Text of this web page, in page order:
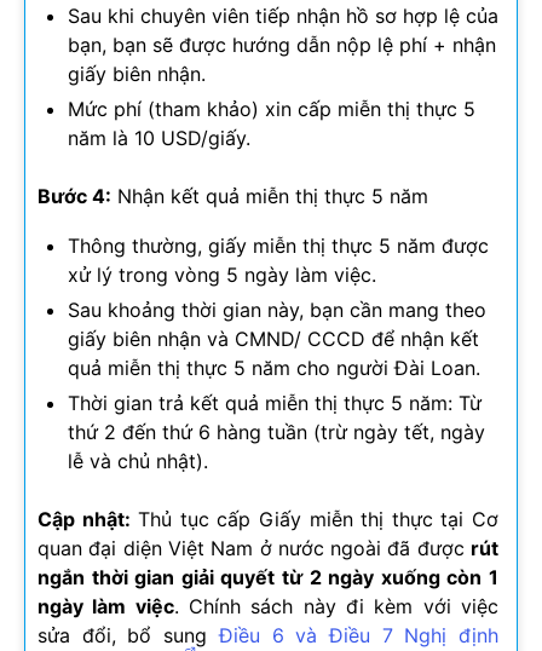
Sau khi chuyên viên tiếp nhận hồ sơ hợp lệ của
bạn, bạn sẽ được hướng dẫn nộp lệ phí + nhận
giấy biên nhận.
Mức phí (tham khảo) xin cấp miễn thị thực 5
năm là 10 USD/giấy.
Bước 4: Nhận kết quả miễn thị thực 5 năm
Thông thường, giấy miễn thị thực 5 năm được
xử lý trong vòng 5 ngày làm việc.
Sau khoảng thời gian này, bạn cần mang theo
giấy biên nhận và CMND/ CCCD để nhận kết
quả miễn thị thực 5 năm cho người Đài Loan.
Thời gian trả kết quả miễn thị thực 5 năm: Từ
thứ 2 đến thứ 6 hàng tuần (trừ ngày tết, ngày
lễ và chủ nhật).
Cập nhật: Thủ tục cấp Giấy miễn thị thực tại Cơ
quan đại diện Việt Nam ở nước ngoài đã được rút
ngắn thời gian giải quyết từ 2 ngày xuống còn 1
ngày làm việc. Chính sách này đi kèm với việc
sửa đổi, bổ sungĐiều 6 và Điều 7 Nghị định